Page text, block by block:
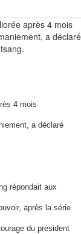
4 mois
a déclaré
répondait aux
après la série
du président